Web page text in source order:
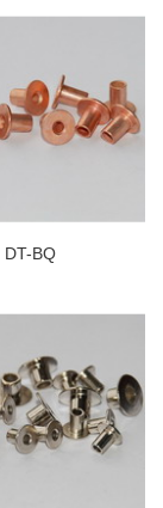
DT-BQ